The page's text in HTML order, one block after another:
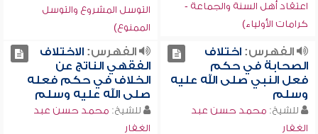
اعتقاد أهل السنة والجماعة -
كرامات الأولياء)
التوسل المشروع والتوسل
الممنوع)
الفهرس:اختلاف
الصحابة في حكم
فعل النبي صلى الله عليه
وسلم
للشيخ: محمد حسن عبد
الغفار
الفهرس:الاختلاف
الفقهي الناتج عن
الخلاف في حكم فعله
صلى الله عليه وسلم
للشيخ: محمد حسن عبد
الغفار